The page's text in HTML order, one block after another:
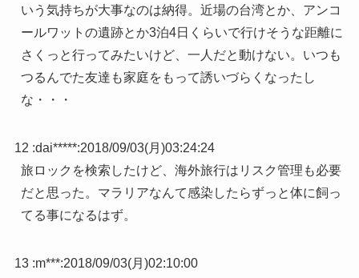
いう気持ちが大事なのは納得。近場の台湾とか、アンコ
ールワットの遺跡とか3泊4日くらいで行けそうな距離に
さくっと行ってみたいけど、一人だと動けない。いつも
つるんでた友達も家庭をもって誘いづらくなったし
な・・・
12 :dai*****:2018/09/03(月)03:24:24
旅ロックを検索したけど、海外旅行はリスク管理も必要
だと思った。マラリアなんて感染したらずっと体に飼っ
てる事になるはず。
13 :m***:2018/09/03(月)02:10:00